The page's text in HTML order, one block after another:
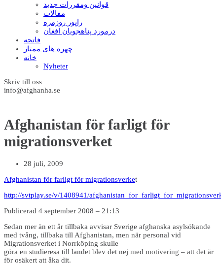
قوانين ومقررات جديد
مقالات
راپور روزمره
درمورد پناهجويان افغان
فاتحه
چهره های ممتاز
خانه
Nyheter
Skriv till oss
info@afghanha.se
Afghanistan för farligt för
migrationsverket
28 juli, 2009
Afghanistan för farligt för migrationsverket
http://svtplay.se/v/1408941/
Publicerad 4 september 2008 – 21:13
Sedan mer än ett år tillbaka avvisar Sverige afghanska asylsökande
med tvång, tillbaka till Afghanistan, men när personal vid
Migrationsverket i Norrköping skulle
göra en studieresa till landet blev det nej med motivering – att det är
för osäkert att åka dit.